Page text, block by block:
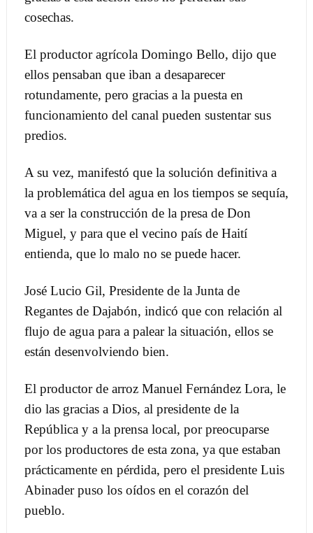
cosechas.
El productor agrícola Domingo Bello, dijo que
ellos pensaban que iban a desaparecer
rotundamente, pero gracias a la puesta en
funcionamiento del canal pueden sustentar sus
predios.
A su vez, manifestó que la solución definitiva a
la problemática del agua en los tiempos se sequía,
va a ser la construcción de la presa de Don
Miguel, y para que el vecino país de Haití
entienda, que lo malo no se puede hacer.
José Lucio Gil, Presidente de la Junta de
Regantes de Dajabón, indicó que con relación al
flujo de agua para a palear la situación, ellos se
están desenvolviendo bien.
El productor de arroz Manuel Fernández Lora, le
dio las gracias a Dios, al presidente de la
República y a la prensa local, por preocuparse
por los productores de esta zona, ya que estaban
prácticamente en pérdida, pero el presidente Luis
Abinader puso los oídos en el corazón del
pueblo.